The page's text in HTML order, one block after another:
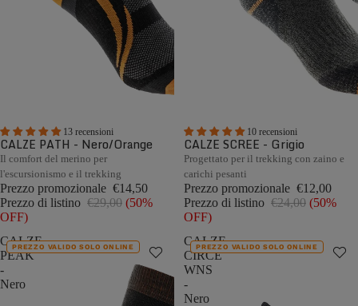
13 recensioni
CALZE PATH - Nero/Orange
Il comfort del merino per
l'escursionismo e il trekking
Prezzo promozionale €14,50
Prezzo di listino €29,00 (50%
OFF)
10 recensioni
CALZE SCREE - Grigio
Progettato per il trekking con zaino e
carichi pesanti
Prezzo promozionale €12,00
Prezzo di listino €24,00 (50%
OFF)
CALZE
PEAK
-
Nero
PREZZO VALIDO SOLO ONLINE
CALZE
CIRCE
WNS
-
Nero
PREZZO VALIDO SOLO ONLINE